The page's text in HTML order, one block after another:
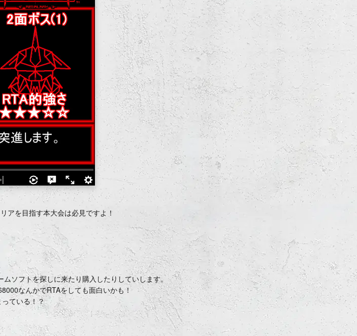
アを目指す本大会は必見ですよ！
ソフトを探しに来たり購入したりしていします。
なんかでRTAをしても面白いかも！
ている！？